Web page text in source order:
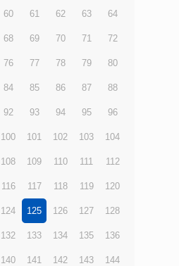
60 61 62 63 64
68 69 70 71 72
76 77 78 79 80
84 85 86 87 88
92 93 94 95 96
100 101 102 103 104
108 109 110 111 112
116 117 118 119 120
124 125 126 127 128
132 133 134 135 136
140 141 142 143 144